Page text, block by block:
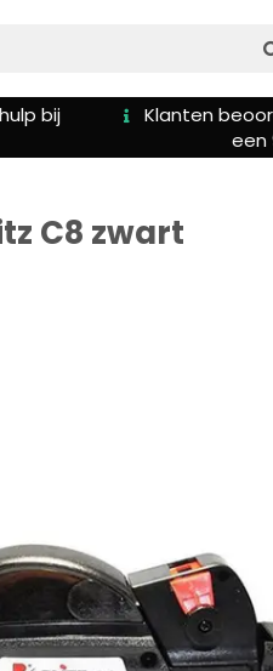
bij
Klanten
een
C8 zwart